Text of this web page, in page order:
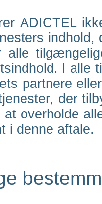
ADICTEL
alle
I alle
partnere
der
overholde
i denne aftale.